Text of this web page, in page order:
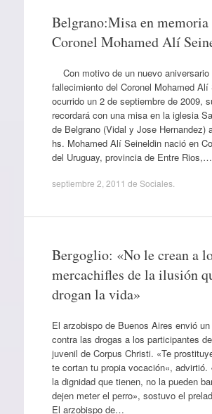
Belgrano:Misa en memoria
Coronel Mohamed Alí
Con motivo de un nuevo aniversario
fallecimiento del Coronel Mohamed Alí
ocurrido un 2 de septiembre de 2009,
recordará con una misa en la iglesia
de Belgrano (Vidal y Jose Hernandez)
hs. Mohamed Alí Seineldin nació en
del Uruguay, provincia de Entre Rios,…
septiembre 2, 2011 de Sociales.
Bergoglio: «No le crean a
mercachifles de la ilusión
drogan la vida»
El arzobispo de Buenos Aires envió
contra las drogas a los participantes
juvenil de Corpus Christi. «Te
te cortan tu propia vocación«, advirtió.
la dignidad que tienen, no la pueden
dejen meter el perro», sostuvo el
El arzobispo de…